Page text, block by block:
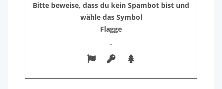
Bitte beweise, dass du kein Spambot bist und
wähle das Symbol
Flagge
.